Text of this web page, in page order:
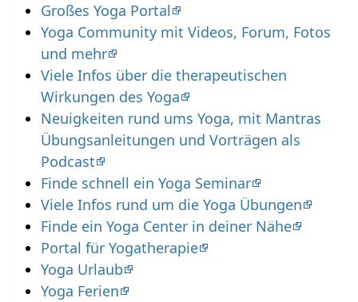
Großes Yoga Portal
Yoga Community mit Videos, Forum, Fotos
und mehr
Viele Infos über die therapeutischen
Wirkungen des Yoga
Neuigkeiten rund ums Yoga, mit Mantras
Übungsanleitungen und Vorträgen als
Podcast
Finde schnell ein Yoga Seminar
Viele Infos rund um die Yoga Übungen
Finde ein Yoga Center in deiner Nähe
Portal für Yogatherapie
Yoga Urlaub
Yoga Ferien